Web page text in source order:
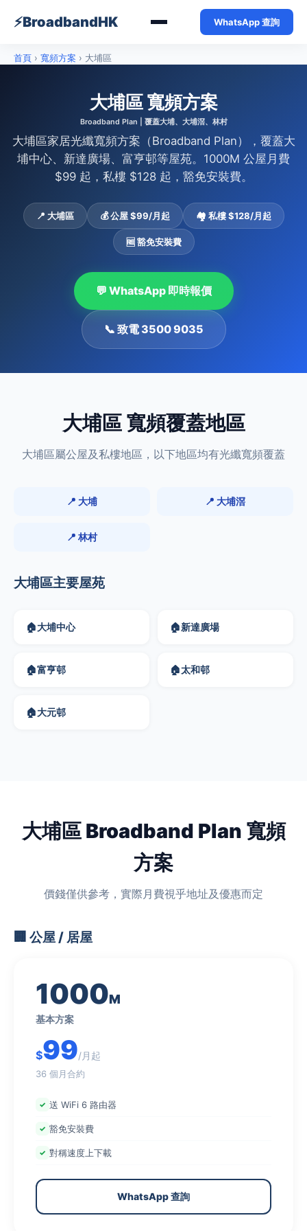
⚡BroadbandHK WhatsApp 查詢
首頁 › 寬頻方案 › 大埔區
大埔區 寬頻方案
Broadband Plan | 覆蓋大埔、大埔滘、林村
大埔區家居光纖寬頻方案（Broadband Plan），覆蓋大
埔中心、新達廣場、富亨邨等屋苑。1000M 公屋月費
$99 起，私樓 $128 起，豁免安裝費。
📍 大埔區 💰 公屋 $99/月起 🏘️ 私樓 $128/月起
🆓 豁免安裝費
💬 WhatsApp 即時報價
📞 致電 3500 9035
大埔區 寬頻覆蓋地區
大埔區屬公屋及私樓地區，以下地區均有光纖寬頻覆蓋
📍 大埔 📍 大埔滘
📍 林村
大埔區主要屋苑
🏠大埔中心 🏠新達廣場
🏠富亨邨 🏠太和邨
🏠大元邨
大埔區 Broadband Plan 寬頻
方案
價錢僅供參考，實際月費視乎地址及優惠而定
🏢 公屋 / 居屋
1000M
基本方案
$99/月起
36 個月合約
送 WiFi 6 路由器
豁免安裝費
對稱速度上下載
WhatsApp 查詢